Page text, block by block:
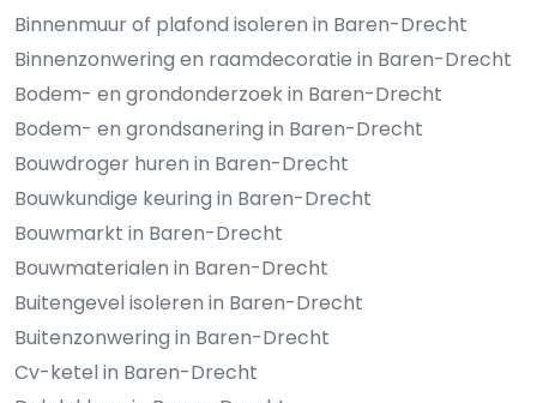
Binnenmuur of plafond isoleren in Baren-Drecht
Binnenzonwering en raamdecoratie in Baren-Drecht
Bodem- en grondonderzoek in Baren-Drecht
Bodem- en grondsanering in Baren-Drecht
Bouwdroger huren in Baren-Drecht
Bouwkundige keuring in Baren-Drecht
Bouwmarkt in Baren-Drecht
Bouwmaterialen in Baren-Drecht
Buitengevel isoleren in Baren-Drecht
Buitenzonwering in Baren-Drecht
Cv-ketel in Baren-Drecht